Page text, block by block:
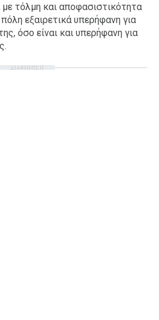
τόλμη και αποφασιστικότητα
εξαιρετικά υπερήφανη για
όσο είναι και υπερήφανη για
ΔΙΑΦΗΜΙΣΗ